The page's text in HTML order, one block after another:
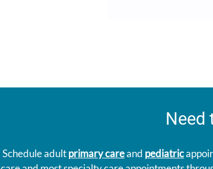
Need
Schedule adultprimary careand pediatric